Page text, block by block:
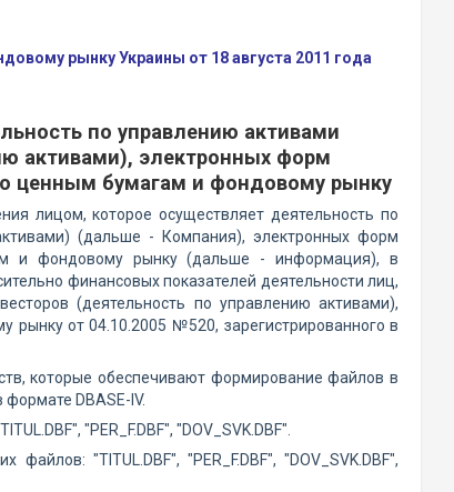
рынку Украины от 18 августа 2011 года
по управлению активами
активами), электронных форм
ценным бумагам и фондовому рынку
лицом, которое осуществляет деятельность по
(дальше - Компания), электронных форм
и фондовому рынку (дальше - информация), в
финансовых показателей деятельности лиц,
(деятельность по управлению активами),
от 04.10.2005 №520, зарегистрированного в
которые обеспечивают формирование файлов в
DBASE-IV.
"PER_F.DBF", "DOV_SVK.DBF".
"TITUL.DBF", "PER_F.DBF", "DOV_SVK.DBF",